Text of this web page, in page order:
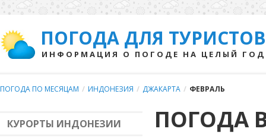
ПОГОДА ДЛЯ ТУРИСТОВ
ИНФОРМАЦИЯ О ПОГОДЕ НА ЦЕЛЫЙ ГОД
ПОГОДА ПО МЕСЯЦАМ / ИНДОНЕЗИЯ / ДЖАКАРТА / ФЕВРАЛЬ
КУРОРТЫ ИНДОНЕЗИИ ПОГОДА